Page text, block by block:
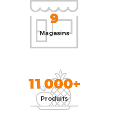
9
Magasins
11 000+
Produits